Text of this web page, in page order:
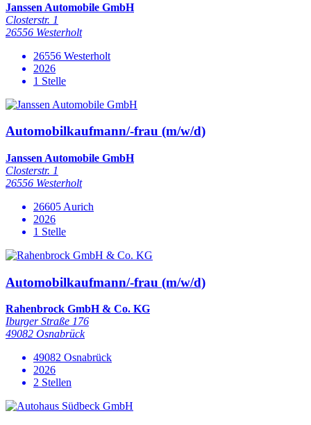
Janssen Automobile GmbH
Closterstr. 1
26556 Westerholt
26556 Westerholt
2026
1 Stelle
Automobilkaufmann/-frau (m/w/d)
Janssen Automobile GmbH
Closterstr. 1
26556 Westerholt
26605 Aurich
2026
1 Stelle
Automobilkaufmann/-frau (m/w/d)
Rahenbrock GmbH & Co. KG
Iburger Straße 176
49082 Osnabrück
49082 Osnabrück
2026
2 Stellen